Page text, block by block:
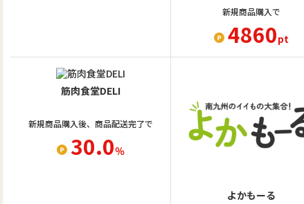
新規商品購入で
4860pt
筋肉食堂DELI
新規商品購入後、商品配送完了で
30.0％
よかもーる